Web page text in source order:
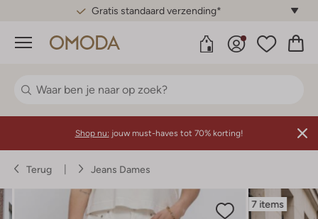
Gratis standaard verzending*
Menu
Shop nu: jouw must-haves tot 70% korting!
Terug Jeans Dames
7 items